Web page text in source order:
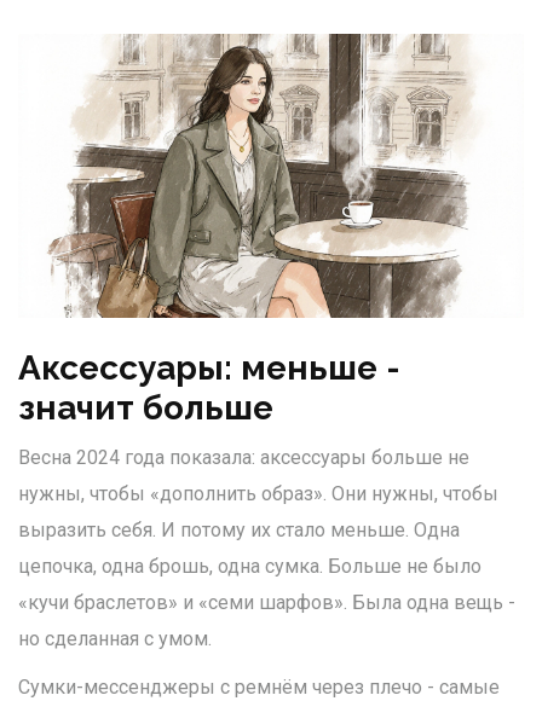
Аксессуары: меньше -
значит больше
Весна 2024 года показала: аксессуары больше не
нужны, чтобы «дополнить образ». Они нужны, чтобы
выразить себя. И потому их стало меньше. Одна
цепочка, одна брошь, одна сумка. Больше не было
«кучи браслетов» и «семи шарфов». Была одна вещь -
но сделанная с умом.
Сумки-мессенджеры с ремнём через плечо - самые